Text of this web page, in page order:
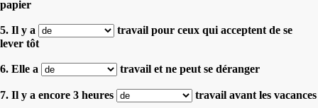
papier
5. Il y a
travail pour ceux qui acceptent de se
lever tôt
6. Elle a travail et ne peut se déranger
7. Il y a encore 3 heures travail avant les vacances